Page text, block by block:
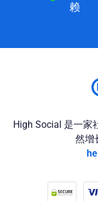
赖
High Social 是一家
然增